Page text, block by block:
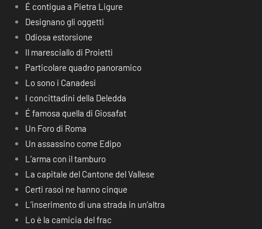
É contigua a Pietra Ligure
Designano gli oggetti
Odiosa estorsione
Il maresciallo di Proietti
Particolare quadro panoramico
Lo sono i Canadesi
I concittadini della Deledda
É famosa quella di Giosafat
Un Foro di Roma
Un assassino come Edipo
L’arma con il tamburo
La capitale del Cantone del Vallese
Certi rasoi ne hanno cinque
L’inserimento di una strada in un’altra
Lo è la camicia del frac